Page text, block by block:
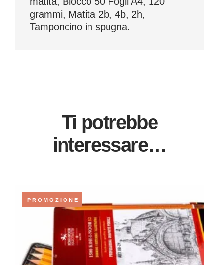
grammi, Matita 2b, 4b, 2h,
Tamponcino in spugna.
Ti potrebbe
interessare…
PROMOZIONE